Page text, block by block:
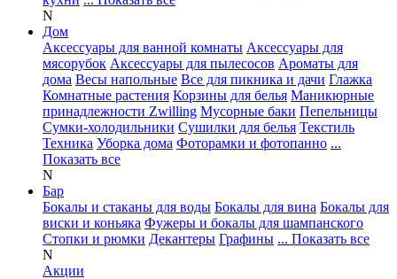
N
Дом
Аксессуары для ванной комнаты Аксессуары для
мясорубок Аксессуары для пылесосов Ароматы для
дома Весы напольные Все для пикника и дачи Глажка
Комнатные растения Корзины для белья Маникюрные
принадлежности Zwilling Мусорные баки Пепельницы
Сумки-холодильники Сушилки для белья Текстиль
Техника Уборка дома Фоторамки и фотопанно ...
Показать все
N
Бар
Бокалы и стаканы для воды Бокалы для вина Бокалы для
виски и коньяка Фужеры и бокалы для шампанского
Стопки и рюмки Декантеры Графины ... Показать все
N
Акции